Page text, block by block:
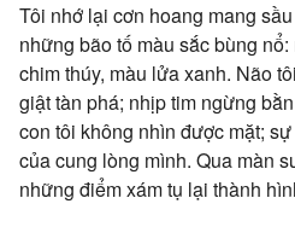
Tôi nhớ lại cơn hoang mang
những bão tố màu sắc bùng
chim thúy, màu lửa xanh. Não
giật tàn phá; nhịp tim ngừng
con tôi không nhìn được mặt;
của cung lòng mình. Qua màn
những điểm xám tụ lại thành